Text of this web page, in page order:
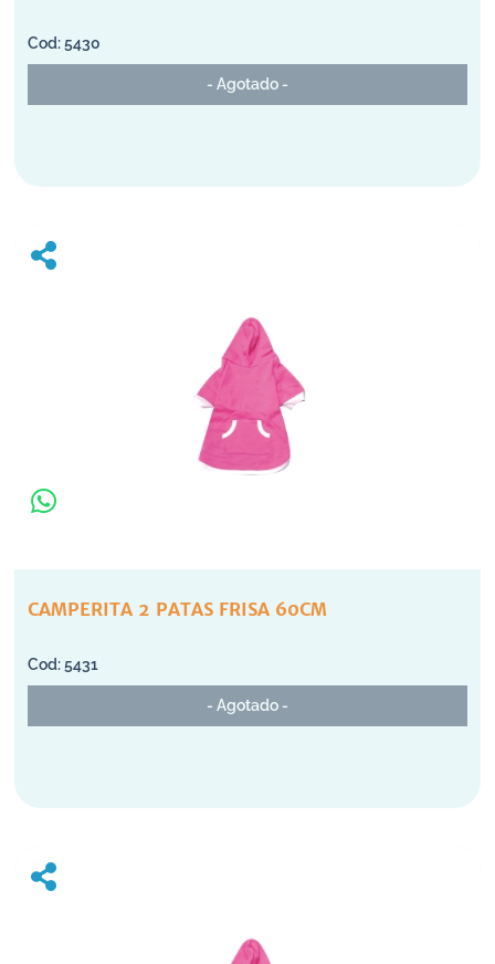
5430
- Agotado -
CAMPERITA 2 PATAS FRISA 60CM
5431
- Agotado -